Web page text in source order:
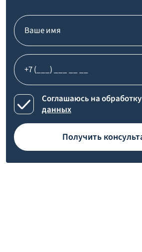
Соглашаюсь на обработку
данных